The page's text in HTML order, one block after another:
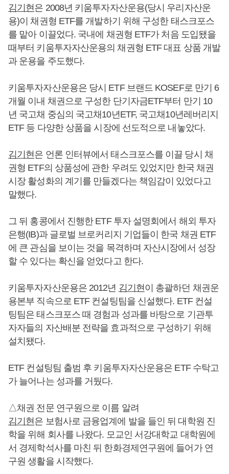
김기현은 2008년 키움투자자산운용(당시 우리자산운
용)이 채권형 ETF를 개발하기 위해 구성한 태스크포스
를 맡아 이끌었다. 국내에 채권형 ETF가 처음 도입됐을
때부터 키움투자자산운용의 채권형 ETF 대표 상품 개발
과 운용을 주도했다.
키움투자자산운용은 당시 ETF 브랜드 KOSEF로 만기 6
개월 이내 채권으로 구성한 단기자금ETF부터 만기 10
년 국고채 중심의 국고채10년ETF, 국고채10년레버리지
ETF 등 다양한 상품을 시장에 선도적으로 내놓았다.
김기현은 언론 인터뷰에서 태스크포스를 이끌 당시 채
권형 ETF의 상품성에 관한 우려도 있었지만 한국 채권
시장 활성화의 계기를 만들겠다는 책임감이 있었다고
말했다.
그 뒤 홍콩에서 진행한 ETF 투자 설명회에서 해외 투자
은행(IB)과 글로벌 브로커리지 기업들이 한국 채권 ETF
에 큰 관심을 보이는 것을 목격하며 자산시장에서 성장
할 수 있다는 확신을 얻었다고 한다.
키움투자자산운용은 2012년 김기현이 총괄하던 채권운
용본부 직속으로 ETF 컨설팅팀을 신설했다. ETF 컨설
팅팀은 태스크포스 때 경험과 성과를 바탕으로 기관투
자자들의 자산배분 전략을 효과적으로 구성하기 위해
설치됐다.
ETF 컨설팅팀 출범 후 키움투자자산운용은 ETF 수탁고
가 늘어나는 성과를 거뒀다.
△채권 전문 연구원으로 이름 알려
김기현은 보험사로 금융업계에 발을 들인 뒤 대학원 진
학을 위해 회사를 나왔다. 모교인 서강대학교 대학원에
서 경제학석사를 마친 뒤 한화경제연구원에 들어가 연
구원 생활을 시작했다.